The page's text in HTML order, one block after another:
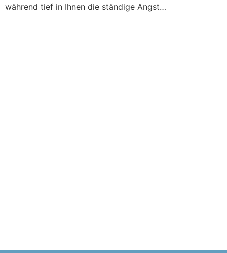
während tief in Ihnen die ständige Angst…